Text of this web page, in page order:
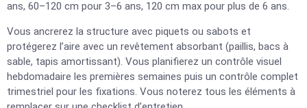
ans, 60–120 cm pour 3–6 ans, 120 cm max pour plus de 6 ans.
Vous ancrerez la structure avec piquets ou sabots et
protégerez l’aire avec un revêtement absorbant (paillis, bacs à
sable, tapis amortissant). Vous planifierez un contrôle visuel
hebdomadaire les premières semaines puis un contrôle complet
trimestriel pour les fixations. Vous noterez tous les éléments à